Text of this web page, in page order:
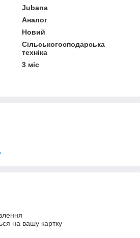
Jubana
Аналог
Новий
Сільськогосподарська
техніка
3 міс
на вашу картку